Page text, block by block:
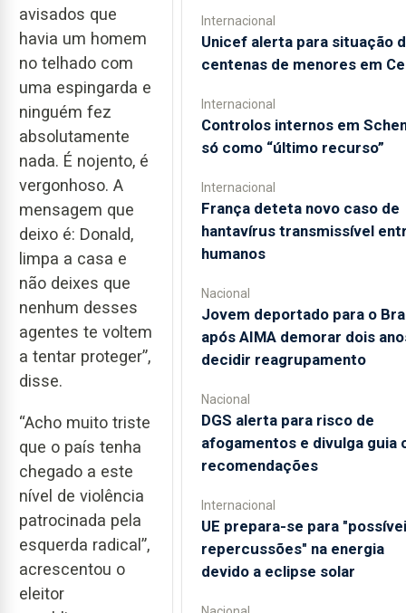
avisados que
havia um homem
no telhado com
uma espingarda e
ninguém fez
absolutamente
nada. É nojento, é
vergonhoso. A
mensagem que
deixo é: Donald,
limpa a casa e
não deixes que
nenhum desses
agentes te voltem
a tentar proteger”,
disse.
“Acho muito triste
que o país tenha
chegado a este
nível de violência
patrocinada pela
esquerda radical”,
acrescentou o
eleitor
Internacional
Unicef alerta para situação
centenas de menores em
Internacional
Controlos internos em
só como “último recurso”
Internacional
França deteta novo caso de
hantavírus transmissível
humanos
Nacional
Jovem deportado para o
após AIMA demorar dois
decidir reagrupamento
Nacional
DGS alerta para risco de
afogamentos e divulga guia
recomendações
Internacional
UE prepara-se para
repercussões" na energia
devido a eclipse solar